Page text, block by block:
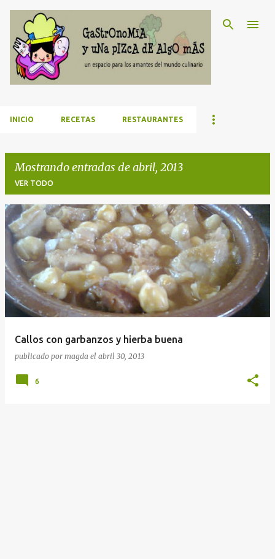
Ir al contenido principal
INICIO RECETAS RESTAURANTES
Mostrando entradas de abril, 2013
VER TODO
E
t
r
a
Callos con garbanzos y hierba buena
publicado por magda el abril 30, 2013
6